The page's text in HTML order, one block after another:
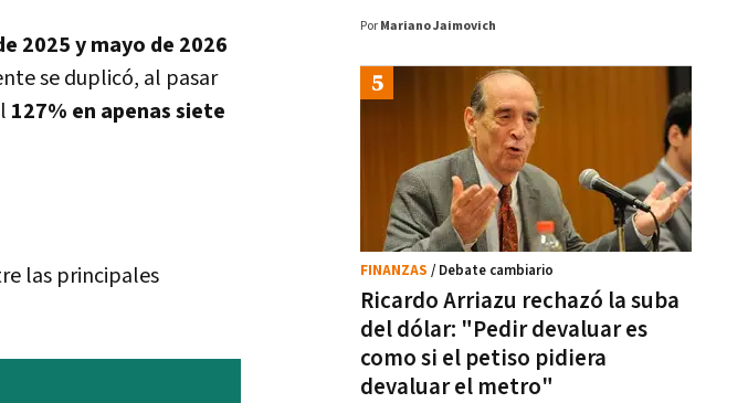
2025 y mayo de 2026
se duplicó, al pasar
127% en apenas siete
las principales
Por Mariano Jaimovich
Ricardo Arriazu rechazó la suba
del dólar: "Pedir devaluar es
como si el petiso pidiera
devaluar el metro"
FINANZAS / Debate cambiario